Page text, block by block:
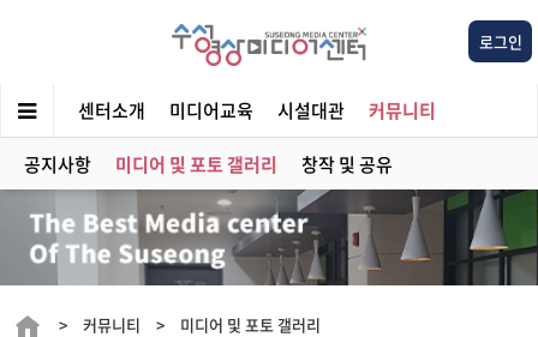
로그인
센터소개 미디어교육 시설대관 커뮤니티
공지사항 미디어 및 포토 갤러리 창작 및 공유
> 커뮤니티 > 미디어 및 포토 갤러리